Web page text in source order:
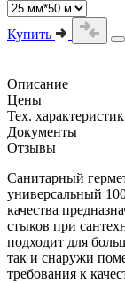
Купить
Описание
Цены
Тех.
Документы
Отзывы
Санитарный
универсальный
качества
стыков при
подходит для
так и снаружи
требования к